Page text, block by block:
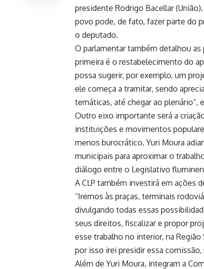
presidente Rodrigo Bacellar
povo pode, de fato, fazer parte do
o deputado.
O parlamentar também detalhou
primeira é o restabelecimento do
possa sugerir, por exemplo, um
ele começa a tramitar, sendo
temáticas, até chegar ao plenário”,
Outro eixo importante será a
instituições e movimentos
menos burocrático. Yuri Moura
municipais para aproximar o
diálogo entre o Legislativo
A CLP também investirá em ações
“Iremos às praças, terminais
divulgando todas essas
seus direitos, fiscalizar e propor
esse trabalho no interior, na
por isso irei presidir essa
Além de Yuri Moura, integram a